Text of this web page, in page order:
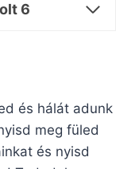
6
és hálát adunk
meg füled
és nyisd